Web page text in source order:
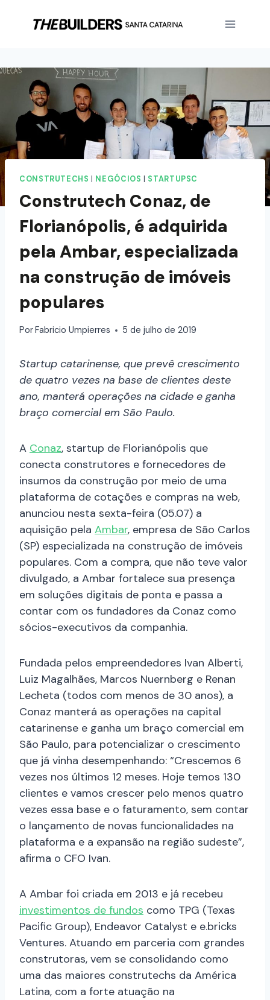
CONSTRUTECHS NEGÓCIOS STARTUPSC
Construtech Conaz, de
Florianópolis, é adquirida
pela Ambar, especializada
na construção de imóveis
populares
PorFabricio Umpierres 5 de julho de 2019
Startup catarinense, que prevê crescimento
de quatro vezes na base de clientes deste
ano, manterá operações na cidade e ganha
braço comercial em São Paulo.
A Conaz, startup de Florianópolis que
conecta construtores e fornecedores de
insumos da construção por meio de uma
plataforma de cotações e compras na web,
anunciou nesta sexta-feira (05.07) a
aquisição pela Ambar, empresa de São Carlos
(SP) especializada na construção de imóveis
populares. Com a compra, que não teve valor
divulgado, a Ambar fortalece sua presença
em soluções digitais de ponta e passa a
contar com os fundadores da Conaz como
sócios-executivos da companhia.
Fundada pelos empreendedores Ivan Alberti,
Luiz Magalhães, Marcos Nuernberg e Renan
Lecheta (todos com menos de 30 anos), a
Conaz manterá as operações na capital
catarinense e ganha um braço comercial em
São Paulo, para potencializar o crescimento
que já vinha desempenhando: “Crescemos 6
vezes nos últimos 12 meses. Hoje temos 130
clientes e vamos crescer pelo menos quatro
vezes essa base e o faturamento, sem contar
o lançamento de novas funcionalidades na
plataforma e a expansão na região sudeste”,
afirma o CFO Ivan.
A Ambar foi criada em 2013 e já recebeu
investimentos de fundos como TPG (Texas
Pacific Group), Endeavor Catalyst e e.bricks
Ventures. Atuando em parceria com grandes
construtoras, vem se consolidando como
uma das maiores construtechs da América
Latina, com a forte atuação na